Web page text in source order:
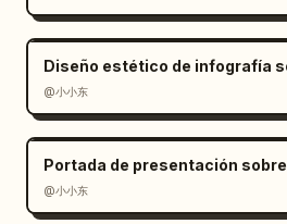
@小小东
@小小东